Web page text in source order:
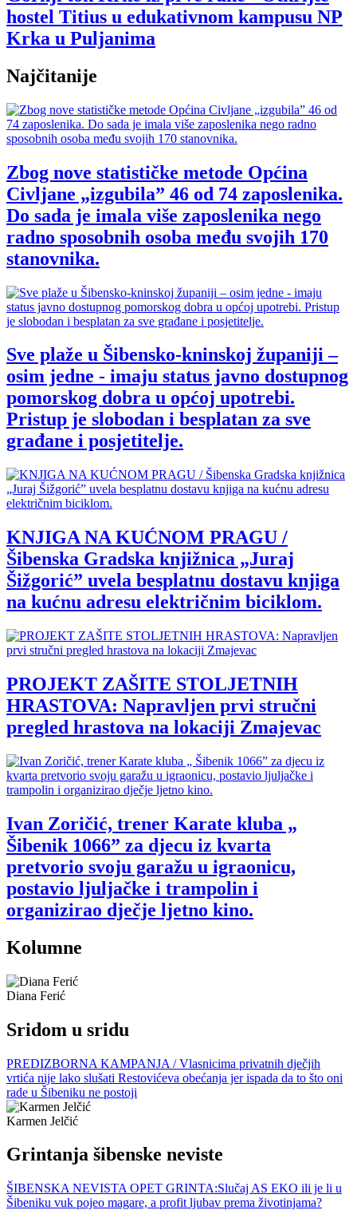
hostel Titius u edukativnom kampusu NP
Krka u Puljanima
Najčitanije
Zbog nove statističke metode Općina
Civljane „izgubila” 46 od 74 zaposlenika.
Do sada je imala više zaposlenika nego
radno sposobnih osoba među svojih 170
stanovnika.
Sve plaže u Šibensko-kninskoj županiji –
osim jedne - imaju status javno dostupnog
pomorskog dobra u općoj upotrebi.
Pristup je slobodan i besplatan za sve
građane i posjetitelje.
KNJIGA NA KUĆNOM PRAGU /
Šibenska Gradska knjižnica „Juraj
Šižgorić” uvela besplatnu dostavu knjiga
na kućnu adresu električnim biciklom.
PROJEKT ZAŠITE STOLJETNIH
HRASTOVA: Napravljen prvi stručni
pregled hrastova na lokaciji Zmajevac
Ivan Zoričić, trener Karate kluba „
Šibenik 1066” za djecu iz kvarta
pretvorio svoju garažu u igraonicu,
postavio ljuljačke i trampolin i
organizirao dječje ljetno kino.
Kolumne
Diana Ferić
Sridom u sridu
PREDIZBORNA KAMPANJA / Vlasnicima privatnih dječjih
vrtića nije lako slušati Restovićeva obećanja jer ispada da to što oni
rade u Šibeniku ne postoji
Karmen Jelčić
Grintanja šibenske neviste
ŠIBENSKA NEVISTA OPET GRINTA:Slučaj AS EKO ili je li u
Šibeniku vuk pojeo magare, a profit ljubav prema životinjama?